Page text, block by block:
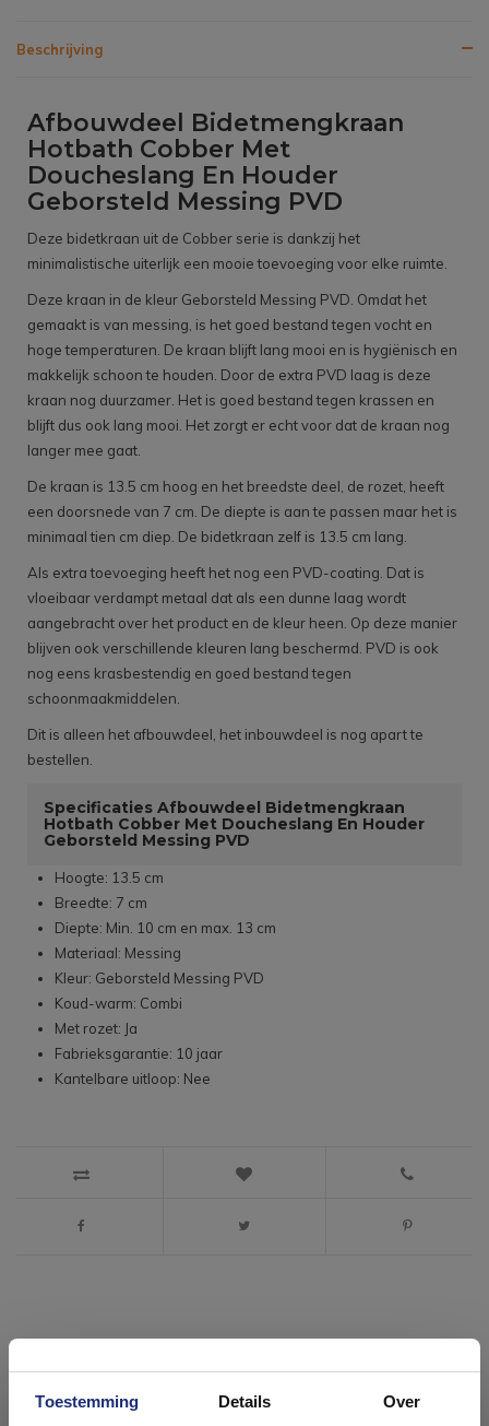
Toestemming Details Over
Beschrijving
Afbouwdeel Bidetmengkraan
Hotbath Cobber Met
Doucheslang En Houder
Geborsteld Messing PVD
Deze bidetkraan uit de Cobber serie is dankzij het
minimalistische uiterlijk een mooie toevoeging voor elke ruimte.
Deze kraan in de kleur Geborsteld Messing PVD. Omdat het
gemaakt is van messing, is het goed bestand tegen vocht en
hoge temperaturen. De kraan blijft lang mooi en is hygiënisch en
makkelijk schoon te houden. Door de extra PVD laag is deze
kraan nog duurzamer. Het is goed bestand tegen krassen en
blijft dus ook lang mooi. Het zorgt er echt voor dat de kraan nog
langer mee gaat.
De kraan is 13.5 cm hoog en het breedste deel, de rozet, heeft
een doorsnede van 7 cm. De diepte is aan te passen maar het is
minimaal tien cm diep. De bidetkraan zelf is 13.5 cm lang.
Als extra toevoeging heeft het nog een PVD-coating. Dat is
vloeibaar verdampt metaal dat als een dunne laag wordt
aangebracht over het product en de kleur heen. Op deze manier
blijven ook verschillende kleuren lang beschermd. PVD is ook
nog eens krasbestendig en goed bestand tegen
schoonmaakmiddelen.
Dit is alleen het afbouwdeel, het inbouwdeel is nog apart te
bestellen.
Specificaties Afbouwdeel Bidetmengkraan
Hotbath Cobber Met Doucheslang En Houder
Geborsteld Messing PVD
Hoogte: 13.5 cm
Breedte: 7 cm
Diepte: Min. 10 cm en max. 13 cm
Materiaal: Messing
Kleur: Geborsteld Messing PVD
Koud-warm: Combi
Met rozet: Ja
Fabrieksgarantie: 10 jaar
Kantelbare uitloop: Nee
#mijndroombadkamer
Wij geloven in de kracht van delen. Deel jouw